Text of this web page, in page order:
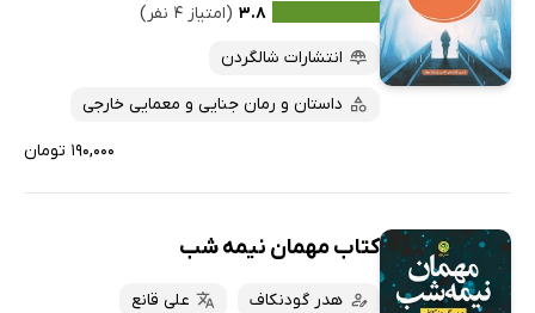
۳.۸ (امتیاز ۴ نفر)
انتشارات شالگردن
داستان و رمان جنایی و معمایی خارجی
۱۹۰,۰۰۰ تومان
کتاب مهمان نیمه شب
هدر گودنکاف
علی قانع